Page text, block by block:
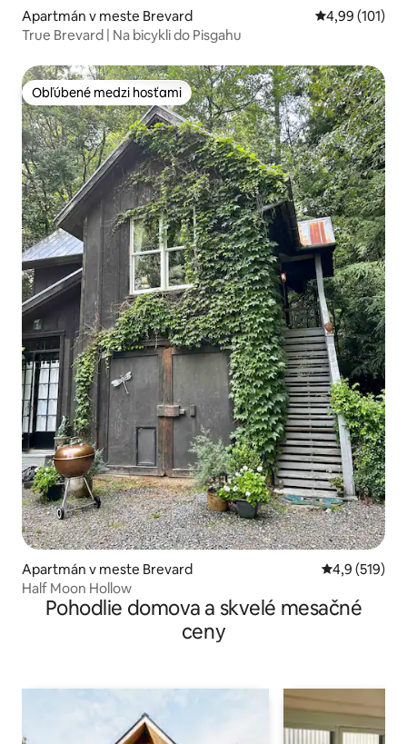
Apartmán v meste Brevard Priemerné
4,99 (101)
True Brevard | Na bicykli do Pisgahu
Obľúbené medzi hosťami
Obľúbené medzi hosťami
Apartmán v meste Brevard Priemerné
4,9 (519)
Half Moon Hollow
Pohodlie domova a skvelé mesačné
ceny